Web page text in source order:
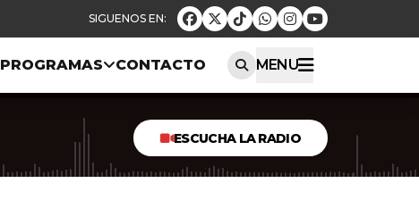
PROGRAMAS CONTACTO MENU
ESCUCHA LA RADIO